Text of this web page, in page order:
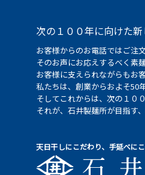
次の１００年に向けた新
お客様からのお電話ではご注
そのお声にお応えするべく素
お客様に支えられながらもお
私たちは、創業からおよそ50
そしてこれからは、次の１０
それが、石井製麺所が目指す
天日干しにこだわり、手延べに